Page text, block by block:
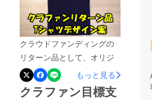
クラウドファンディングの
リターン品として、オリジ
ナルTシャツのデザインを考
えてみました！デザインの
もっと見る
クラファン目標支